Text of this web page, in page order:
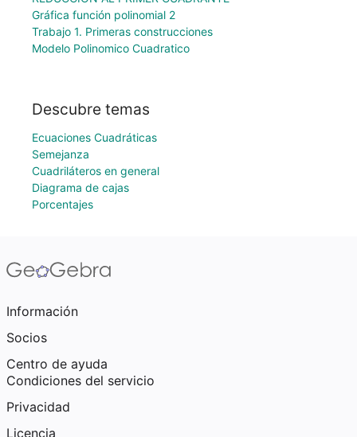
Gráfica función polinomial 2
Trabajo 1. Primeras construcciones
Modelo Polinomico Cuadratico
Descubre temas
Ecuaciones Cuadráticas
Semejanza
Cuadriláteros en general
Diagrama de cajas
Porcentajes
Información
Socios
Centro de ayuda
Condiciones del servicio
Privacidad
Licencia